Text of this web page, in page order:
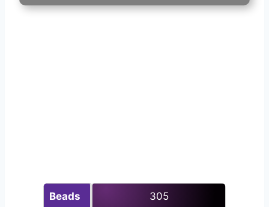
Beads 305